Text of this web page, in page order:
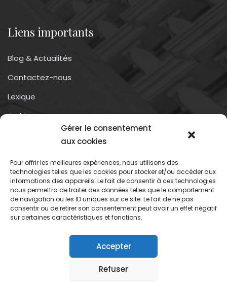
Gérer le consentement
aux cookies
Pour offrir les meilleures expériences, nous utilisons des
technologies telles que les cookies pour stocker et/ou accéder aux
informations des appareils. Le fait de consentir à ces technologies
nous permettra de traiter des données telles que le comportement
de navigation ou les ID uniques sur ce site. Le fait de ne pas
consentir ou de retirer son consentement peut avoir un effet négatif
sur certaines caractéristiques et fonctions.
Accepter
Refuser
Liens importants
Blog & Actualités
Contactez-nous
Lexique
Archives
Conditions générales d’utilisation
Contactez-nous
Association du droit a l’oubli numérique
13 rue trigance
13002 – Marseille